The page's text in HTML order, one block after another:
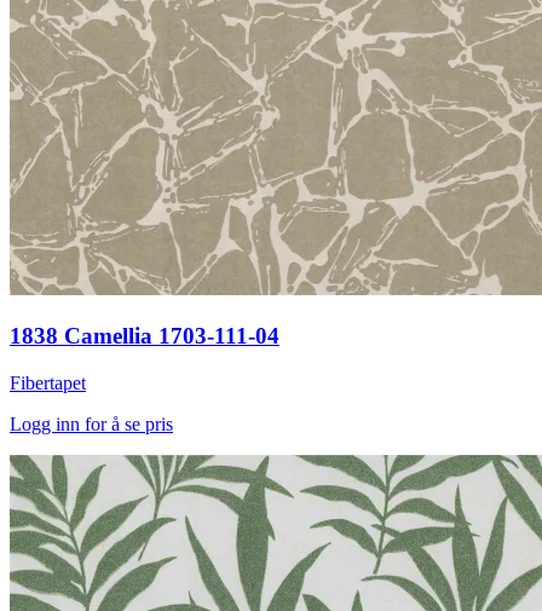
1838 Camellia 1703-111-04
Fibertapet
Logg inn for å se pris